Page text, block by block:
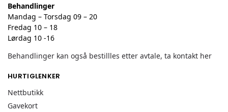
Behandlinger
Mandag – Torsdag 09 – 20
Fredag 10 – 18
Lørdag 10 -16
Behandlinger kan også bestillles etter avtale, ta kontakt her
HURTIGLENKER
Nettbutikk
Gavekort